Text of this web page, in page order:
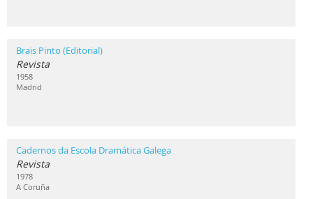
Brais Pinto (Editorial)
Revista
1958
Madrid
Cadernos da Escola Dramática Galega
Revista
1978
A Coruña